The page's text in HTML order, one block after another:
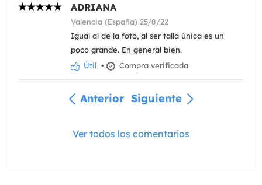
ADRIANA
Valencia (España) 25/8/22
Igual al de la foto, al ser talla única es un
poco grande. En general bien.
Útil • Compra verificada
Anterior Siguiente
Ver todos los comentarios